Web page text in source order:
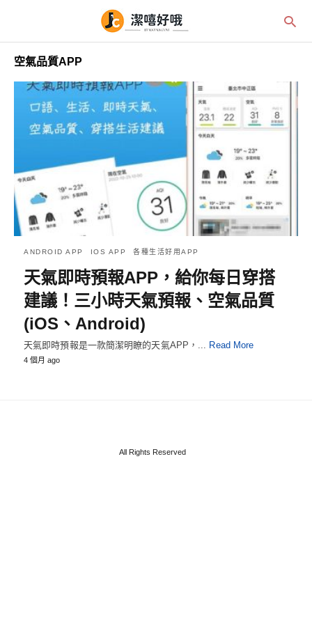
空氣品質APP
ANDROID APP IOS APP 各種生活好用APP
天氣即時預報APP，給你每日穿搭
建議！三小時天氣預報、空氣品質
(iOS、Android)
天氣即時預報是一款簡潔明瞭的天氣APP，... Read More
4 個月 ago
All Rights Reserved